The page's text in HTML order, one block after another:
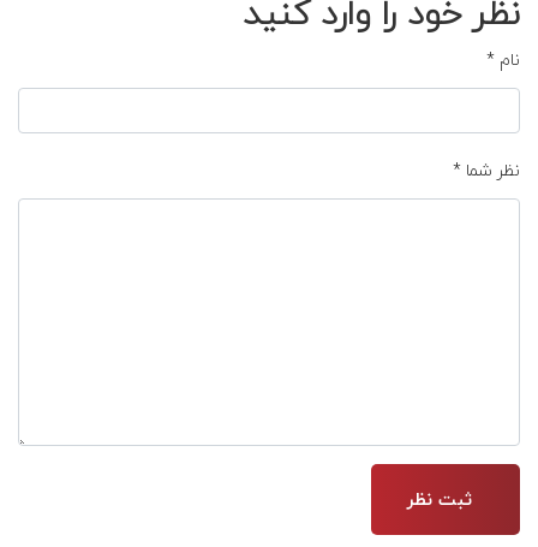
نظر خود را وارد کنید
نام *
نظر شما *